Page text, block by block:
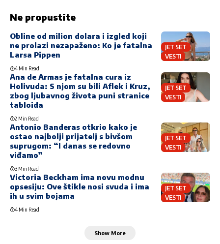
Ne propustite
JET SET
VESTI
Obline od milion dolara i izgled koji
ne prolazi nezapaženo: Ko je fatalna
Larsa Pippen
4 Min Read
JET SET
VESTI
Ana de Armas je fatalna cura iz
Holivuda: S njom su bili Aflek i Kruz,
zbog ljubavnog života puni stranice
tabloida
2 Min Read
JET SET
VESTI
Antonio Banderas otkrio kako je
ostao najbolji prijatelj s bivšom
suprugom: “I danas se redovno
viđamo”
3 Min Read
JET SET
VESTI
Victoria Beckham ima novu modnu
opsesiju: Ove štikle nosi svuda i ima
ih u svim bojama
4 Min Read
Show More